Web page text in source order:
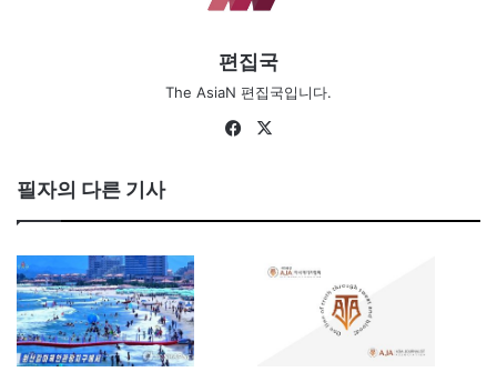
편집국
The AsiaN 편집국입니다.
Fa
필자의 다른 기사